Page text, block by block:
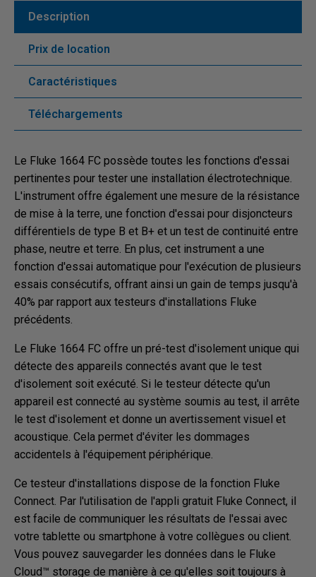
Description
Prix de location
Caractéristiques
Téléchargements
Le Fluke 1664 FC possède toutes les fonctions d'essai
pertinentes pour tester une installation électrotechnique.
L'instrument offre également une mesure de la résistance
de mise à la terre, une fonction d'essai pour disjoncteurs
différentiels de type B et B+ et un test de continuité entre
phase, neutre et terre. En plus, cet instrument a une
fonction d'essai automatique pour l'exécution de plusieurs
essais consécutifs, offrant ainsi un gain de temps jusqu'à
40% par rapport aux testeurs d'installations Fluke
précédents.
Le Fluke 1664 FC offre un pré-test d'isolement unique qui
détecte des appareils connectés avant que le test
d'isolement soit exécuté. Si le testeur détecte qu'un
appareil est connecté au système soumis au test, il arrête
le test d'isolement et donne un avertissement visuel et
acoustique. Cela permet d'éviter les dommages
accidentels à l'équipement périphérique.
Ce testeur d'installations dispose de la fonction Fluke
Connect. Par l'utilisation de l'appli gratuit Fluke Connect, il
est facile de communiquer les résultats de l'essai avec
votre tablette ou smartphone à votre collègues ou client.
Vous pouvez sauvegarder les données dans le Fluke
Cloud™ storage de manière à ce qu'elles soit toujours à